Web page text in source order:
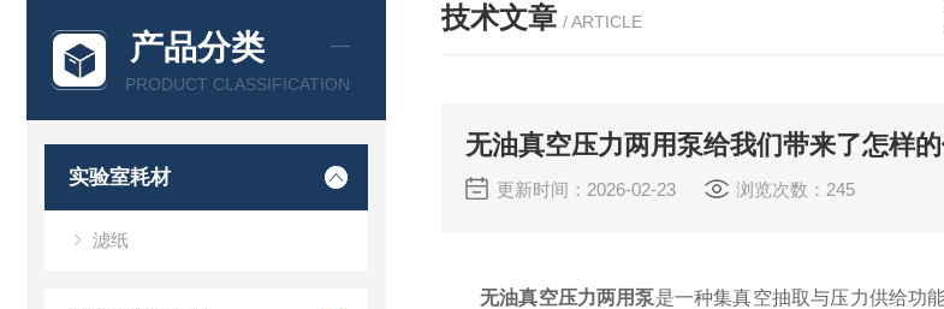
产品分类
PRODUCT CLASSIFICATION
实验室耗材
滤纸
技术文章 / ARTICLE
无油真空压力两用泵给我们带来了怎样
更新时间：2026-02-23 浏览次数：245
无油真空压力两用泵是一种集真空抽取与压力供给功